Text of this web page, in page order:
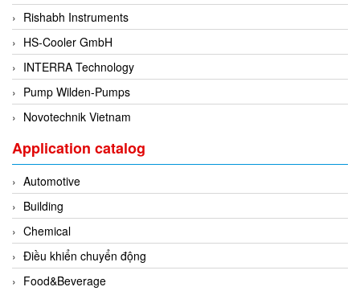
Eurotherm Vietnam
Eurovent
Evoqua
EXAIR
Exergen
Exide Technologies Vietnam
EXOR
FAIRCHILD
FANUC
FDM/ F.lli Della Marca Srl
FEIN
Rishabh Instruments
HS-Cooler GmbH
INTERRA Technology
Pump Wilden-Pumps
Novotechnik Vietnam
Application catalog
Automotive
Building
Chemical
Điều khiển chuyển động
Food&Beverage